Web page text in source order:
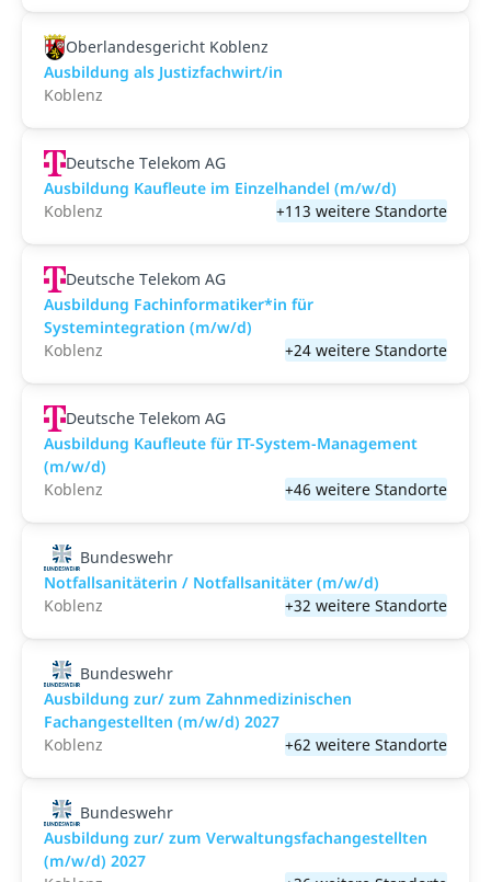
Oberlandesgericht Koblenz
Ausbildung als Justizfachwirt/in
Koblenz
Deutsche Telekom AG
Ausbildung Kaufleute im Einzelhandel (m/w/d)
Koblenz
+113 weitere Standorte
Deutsche Telekom AG
Ausbildung Fachinformatiker*in für
Systemintegration (m/w/d)
Koblenz
+24 weitere Standorte
Deutsche Telekom AG
Ausbildung Kaufleute für IT-System-Management
(m/w/d)
Koblenz
+46 weitere Standorte
Bundeswehr
Notfallsanitäterin / Notfallsanitäter (m/w/d)
Koblenz
+32 weitere Standorte
Bundeswehr
Ausbildung zur/ zum Zahnmedizinischen
Fachangestellten (m/w/d) 2027
Koblenz
+62 weitere Standorte
Bundeswehr
Ausbildung zur/ zum Verwaltungsfachangestellten
(m/w/d) 2027